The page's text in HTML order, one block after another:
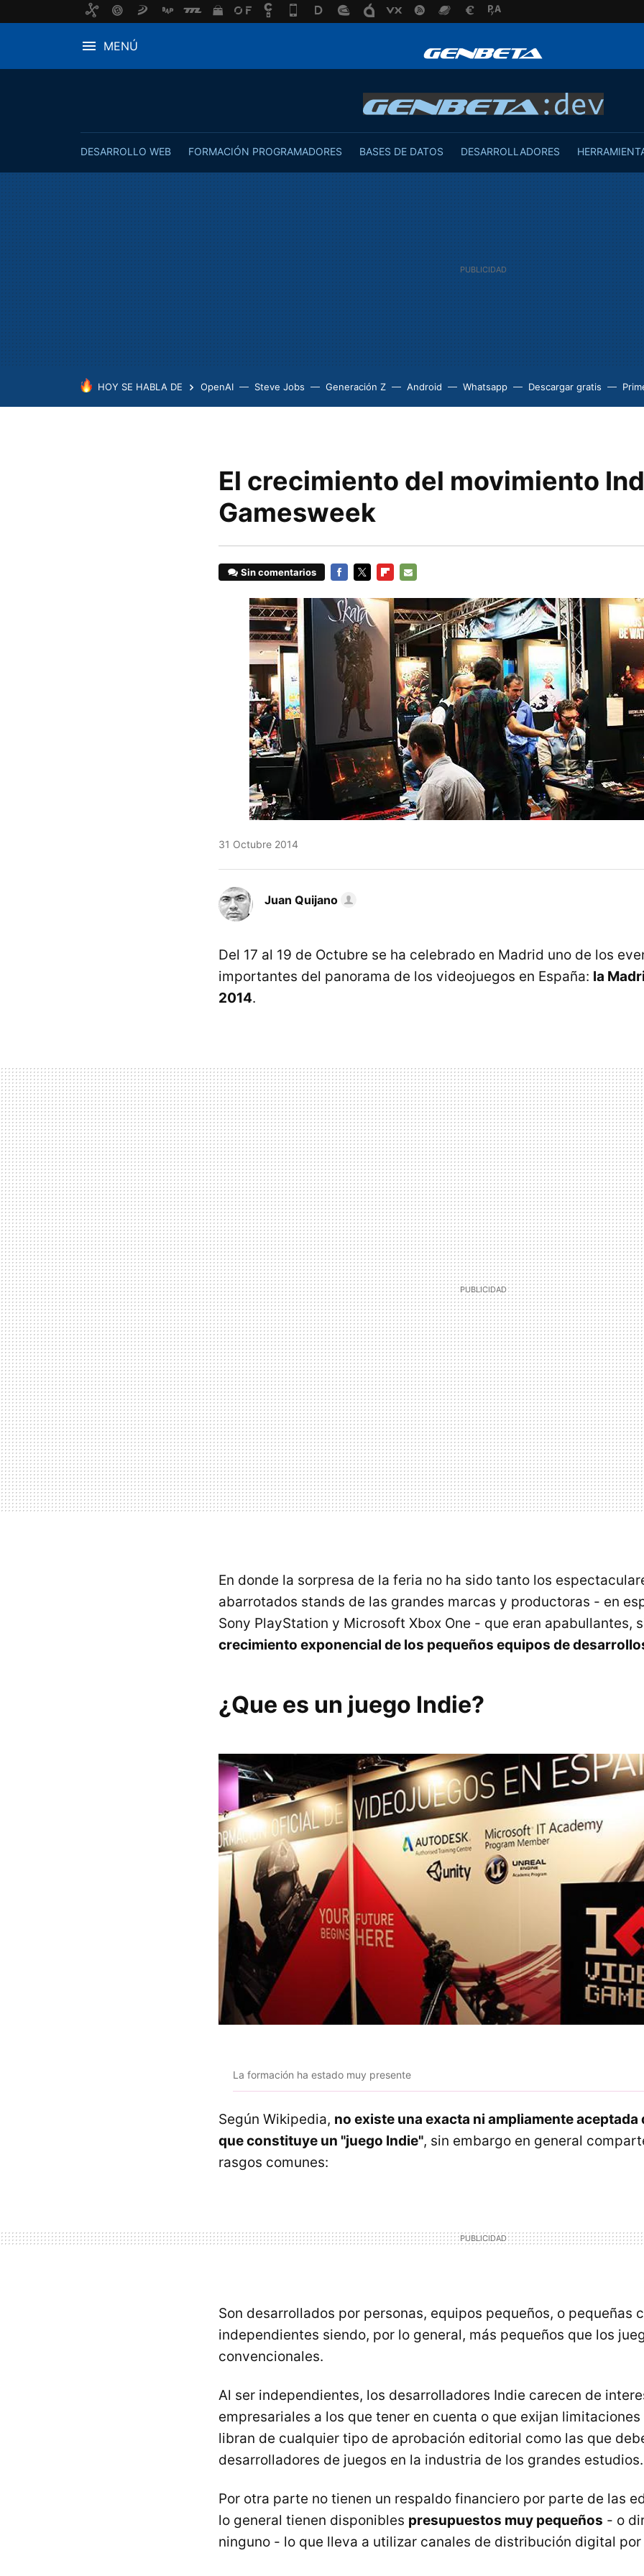
MENÚ
DESARROLLO WEB FORMACIÓN PROGRAMADORES BASES DE DATOS DESARROLLADORES
HOY SE HABLA DE OpenAI Steve Jobs Generación Z Android Whatsapp Descargar gratis
El crecimiento del movimiento
Gamesweek
Sin comentarios
MAIL
31 Octubre 2014
Juan Quijano
Del 17 al 19 de Octubre se ha celebrado en Madrid uno de los
importantes del panorama de los videojuegos en España: la
2014.
En donde la sorpresa de la feria no ha sido tanto los
abarrotados stands de las grandes marcas y productoras - en
Sony PlayStation y Microsoft Xbox One - que eran apabullantes,
crecimiento exponencial de los pequeños equipos de
¿Que es un juego Indie?
La formación ha estado muy presente
Según Wikipedia, no existe una exacta ni ampliamente aceptada
que constituye un "juego Indie", sin embargo en general
rasgos comunes:
Son desarrollados por personas, equipos pequeños, o pequeñas
independientes siendo, por lo general, más pequeños que los
convencionales.
Al ser independientes, los desarrolladores Indie carecen de
empresariales a los que tener en cuenta o que exijan
libran de cualquier tipo de aprobación editorial como las que
desarrolladores de juegos en la industria de los grandes estudios.
Por otra parte no tienen un respaldo financiero por parte de las
lo general tienen disponibles presupuestos muy pequeños - o
ninguno - lo que lleva a utilizar canales de distribución digital por